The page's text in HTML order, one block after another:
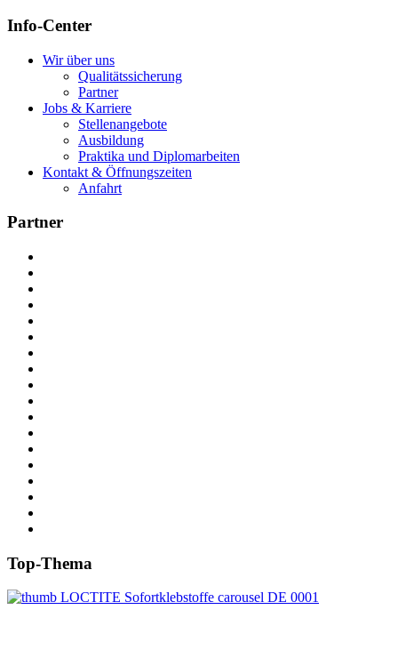
Info-Center
Wir über uns
Qualitätssicherung
Partner
Jobs & Karriere
Stellenangebote
Ausbildung
Praktika und Diplomarbeiten
Kontakt & Öffnungszeiten
Anfahrt
Partner
Top-Thema